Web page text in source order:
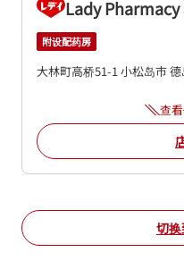
Lady Pharmacy
附设配药房
大林町高桥51-1小松岛市德
查
切